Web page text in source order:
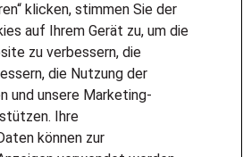
klicken, stimmen Sie der
auf Ihrem Gerät zu, um die
zu verbessern, die
die Nutzung der
und unsere Marketing-
Ihre
können zur